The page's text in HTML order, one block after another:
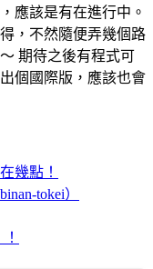
應該是有在進行中。
，不然隨便弄幾個路
期待之後有程式可
個國際版，應該也會
幾點！
tokei）